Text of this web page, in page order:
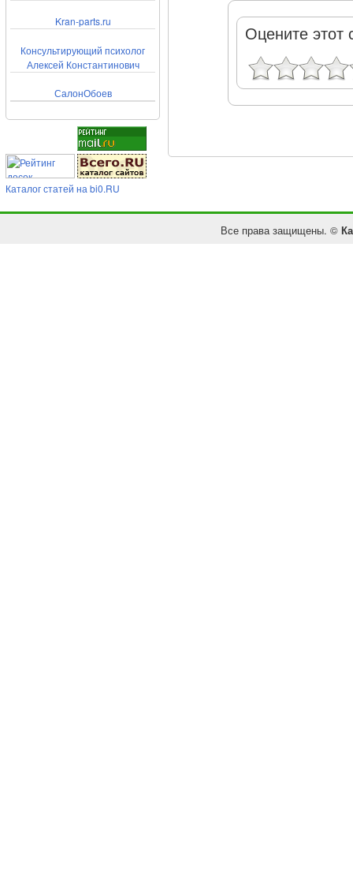
Kran-parts.ru
Консультирующий психолог
Алексей Константинович
СалонОбоев
Каталог статей на bi0.RU
Оцените этот
Все права защищены. ©